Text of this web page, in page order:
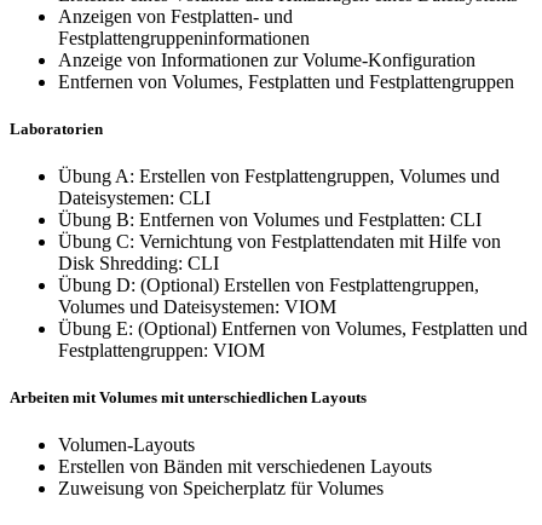
Anzeigen von Festplatten- und
Festplattengruppeninformationen
Anzeige von Informationen zur Volume-Konfiguration
Entfernen von Volumes, Festplatten und Festplattengruppen
Laboratorien
Übung A: Erstellen von Festplattengruppen, Volumes und
Dateisystemen: CLI
Übung B: Entfernen von Volumes und Festplatten: CLI
Übung C: Vernichtung von Festplattendaten mit Hilfe von
Disk Shredding: CLI
Übung D: (Optional) Erstellen von Festplattengruppen,
Volumes und Dateisystemen: VIOM
Übung E: (Optional) Entfernen von Volumes, Festplatten und
Festplattengruppen: VIOM
Arbeiten mit Volumes mit unterschiedlichen Layouts
Volumen-Layouts
Erstellen von Bänden mit verschiedenen Layouts
Zuweisung von Speicherplatz für Volumes